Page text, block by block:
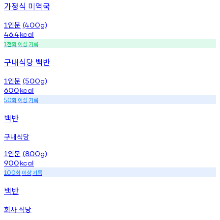
가정식 미역국
1 인분 (400g)
46.4kcal
1천회 이상기록
구내식당 백반
1 인분 (500g)
600kcal
50회 이상기록
백반
구내식당
1 인분 (800g)
900kcal
100회 이상기록
백반
회사 식당